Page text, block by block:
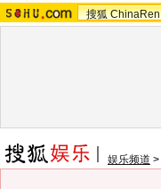
搜狐 ChinaRen
娱乐频道 >